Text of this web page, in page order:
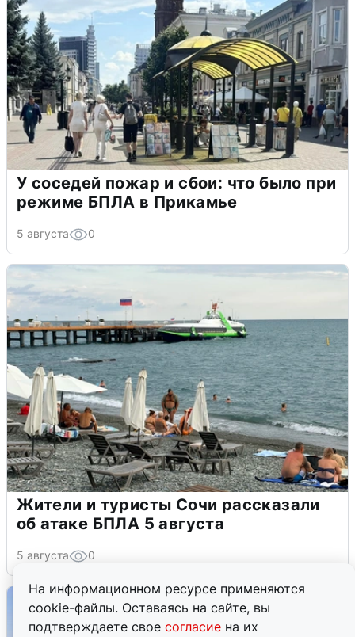
На информационном ресурсе применяются
cookie-файлы. Оставаясь на сайте, вы
подтверждаете свое согласие на их
У соседей пожар и сбои: что было при
режиме БПЛА в Прикамье
5 августа 0
Жители и туристы Сочи рассказали
об атаке БПЛА 5 августа
5 августа 0